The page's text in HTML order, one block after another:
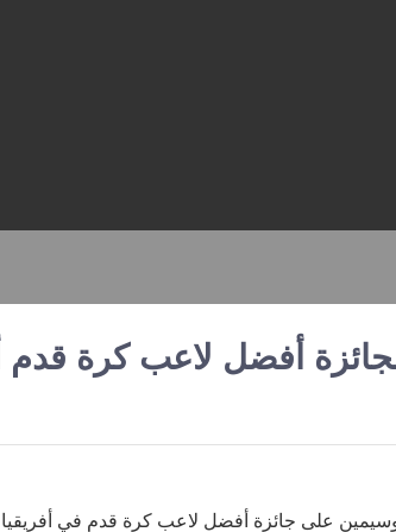
أفضل لاعب كرة قدم
على جائزة أفضل لاعب كرة قدم في أفريقيا